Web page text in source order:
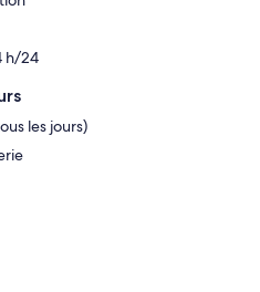
h/24
les jours)